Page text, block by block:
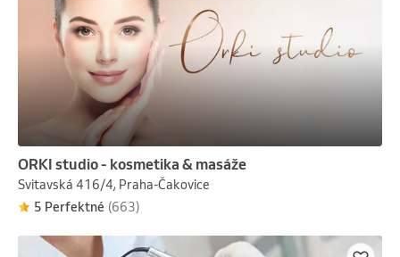
ORKI studio - kosmetika & masáže
Svitavská 416/4, Praha-Čakovice
5 Perfektné (663)